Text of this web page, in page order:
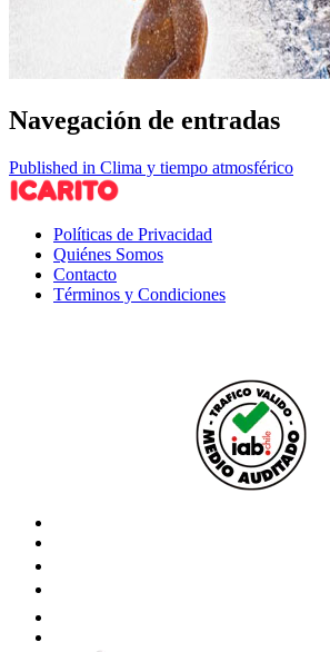
Navegación de entradas
Published in Clima y tiempo atmosférico
Políticas de Privacidad
Quiénes Somos
Contacto
Términos y Condiciones